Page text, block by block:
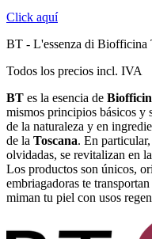
Click aquí
BT - L'essenza di Biofficina
Todos los precios incl. IVA
BT es la esencia de
mismos principios básicos y
de la naturaleza y en
de la Toscana. En
olvidadas, se revitalizan en
Los productos son únicos,
embriagadoras te
miman tu piel con usos